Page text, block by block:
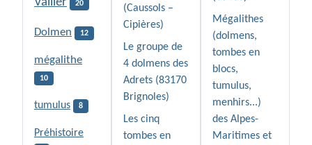
20
Dolmen 12
mégalithe
10
tumulus 8
Préhistoire
(Caussols –
Cipières)
Le groupe de
4 dolmens des
Adrets (83170
Brignoles)
Les cinq
tombes en
Mégalithes
(dolmens,
tombes en
blocs,
tumulus,
menhirs...)
des Alpes-
Maritimes et